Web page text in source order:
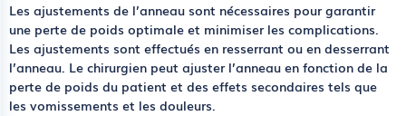
Les ajustements de l’anneau sont nécessaires pour garantir
une perte de poids optimale et minimiser les complications.
Les ajustements sont effectués en resserrant ou en desserrant
l’anneau. Le chirurgien peut ajuster l’anneau en fonction de la
perte de poids du patient et des effets secondaires tels que
les vomissements et les douleurs.